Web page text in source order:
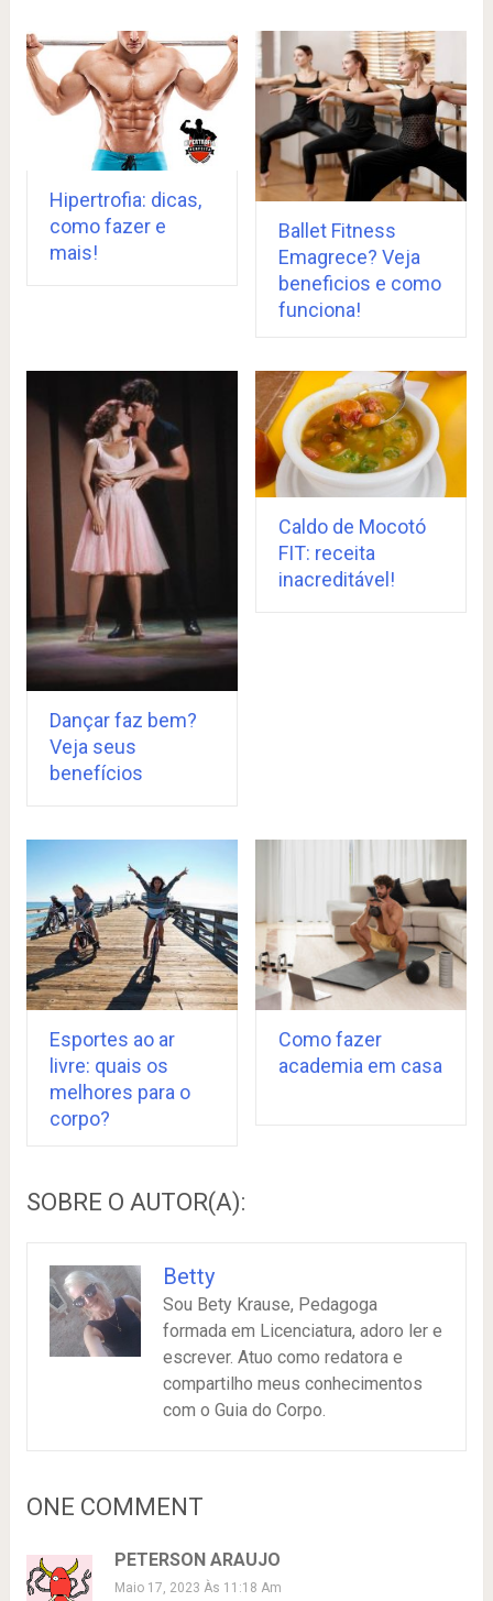
Hipertrofia: dicas,
como fazer e
mais!
Ballet Fitness
Emagrece? Veja
beneficios e como
funciona!
Dançar faz bem?
Veja seus
benefícios
Caldo de Mocotó
FIT: receita
inacreditável!
Esportes ao ar
livre: quais os
melhores para o
corpo?
Como fazer
academia em casa
SOBRE O AUTOR(A):
Betty
Sou Bety Krause, Pedagoga
formada em Licenciatura, adoro ler e
escrever. Atuo como redatora e
compartilho meus conhecimentos
com o Guia do Corpo.
ONE COMMENT
PETERSON ARAUJO
Maio 17, 2023 Às 11:18 Am